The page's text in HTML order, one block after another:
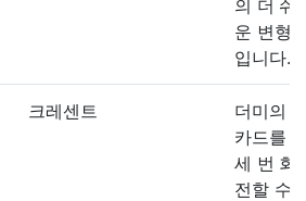
의 더 쉬
운 변형
입니다.
크레센트
더미의
카드를
세 번 회
전할 수